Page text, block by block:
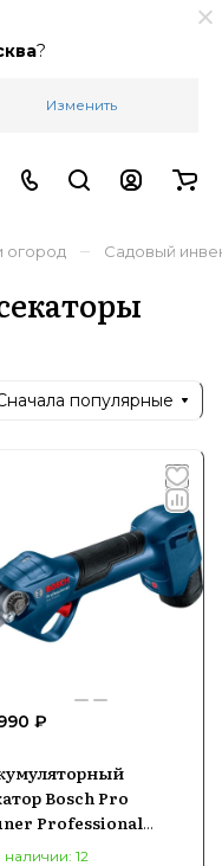
?
Изменить
огород – Садовый
популярные
₽
Bosch Pro
Professional
наличии: 12